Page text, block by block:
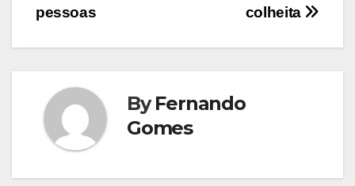
colheita
pessoas
ByFernando
Gomes